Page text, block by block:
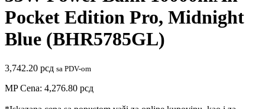
Pocket Edition Pro, Midnight
Blue (BHR5785GL)
3,742.20 рсд sa PDV-om
MP Cena: 4,276.80 рсд